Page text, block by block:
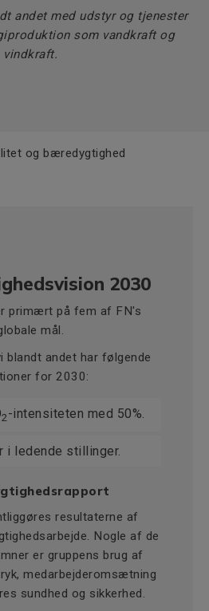
andet med udstyr og tjenester
som vandkraft og
vindkraft.
og bæredygtighed
2030
primært på fem af FN's
mål.
blandt andet har følgende
for 2030:
2-intensiteten med 50%.
i ledende stillinger.
resultaterne af
Nogle af de
er gruppens brug af
medarbejderomsætning
sundhed og sikkerhed.